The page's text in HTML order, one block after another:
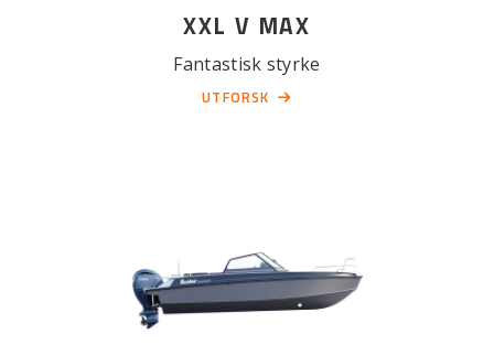
XXL V MAX
Fantastisk styrke
UTFORSK